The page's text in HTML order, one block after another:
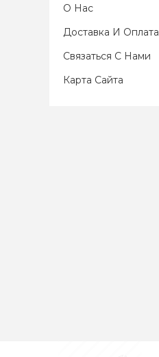
О Нас
Доставка И Оплата
Связаться С Нами
Карта Сайта